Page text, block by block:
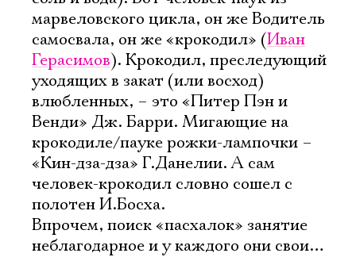
марвеловского цикла, он же Водитель
самосвала, он же «крокодил» (Иван
Герасимов). Крокодил, преследующий
уходящих в закат (или восход)
влюбленных, – это «Питер Пэн и
Венди» Дж. Барри. Мигающие на
крокодиле/пауке рожки-лампочки –
«Кин-дза-дза» Г.Данелии. А сам
человек-крокодил словно сошел с
полотен И.Босха.
Впрочем, поиск «пасхалок» занятие
неблагодарное и у каждого они свои…